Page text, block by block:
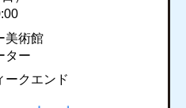
美術館
ター
ークエンド